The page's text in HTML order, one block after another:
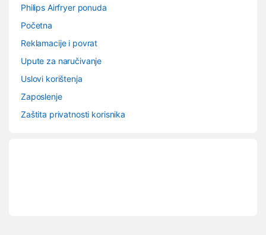
Philips Airfryer ponuda
Početna
Reklamacije i povrat
Upute za naručivanje
Uslovi korištenja
Zaposlenje
Zaštita privatnosti korisnika